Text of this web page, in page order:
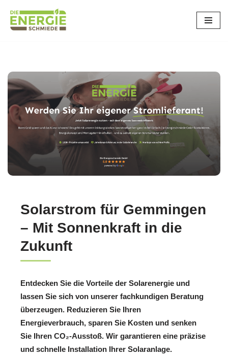
Zum
Solarstrom für Gemmingen
– Mit Sonnenkraft in die
Zukunft
Entdecken Sie die Vorteile der Solarenergie und
lassen Sie sich von unserer fachkundigen Beratung
überzeugen. Reduzieren Sie Ihren
Energieverbrauch, sparen Sie Kosten und senken
Sie Ihren CO₂-Ausstoß. Wir garantieren eine präzise
und schnelle Installation Ihrer Solaranlage.